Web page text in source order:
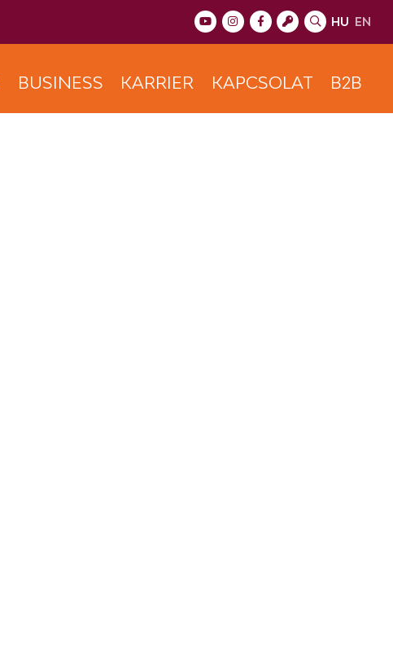
HU EN
BUSINESS KARRIER KAPCSOLAT B2B